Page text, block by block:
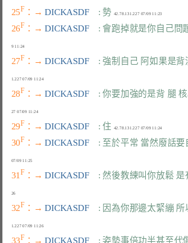
25F ：→ DICKASDF : 勢
26F ：→ DICKASDF : 會跑掉就是你自己問
27F ：→ DICKASDF : 強制自己 阿如果是背
1.227 07/09 11:24
28F ：→ DICKASDF : 你要加強的是背 腿
27 07/09 11:24
29F ：→ DICKASDF : 住
30F ：→ DICKASDF : 至於平常 當然廢話要
31F ：→ DICKASDF : 然後教練叫你放鬆 是
32F ：→ DICKASDF : 因為你那邊太緊繃 所
1.227 07/09 11:26
33F ：→ DICKASDF : 姿勢事倍功半甚至代